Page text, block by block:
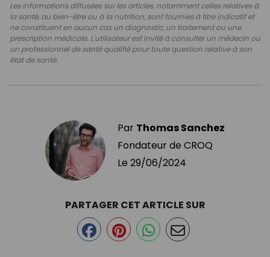
Les informations diffusées sur les articles, notamment celles relatives à
la santé, au bien-être ou à la nutrition, sont fournies à titre indicatif et
ne constituent en aucun cas un diagnostic, un traitement ou une
prescription médicale. L'utilisateur est invité à consulter un médecin ou
un professionnel de santé qualifié pour toute question relative à son
état de santé.
Par Thomas Sanchez
Fondateur de CROQ
Le 29/06/2024
PARTAGER CET ARTICLE SUR